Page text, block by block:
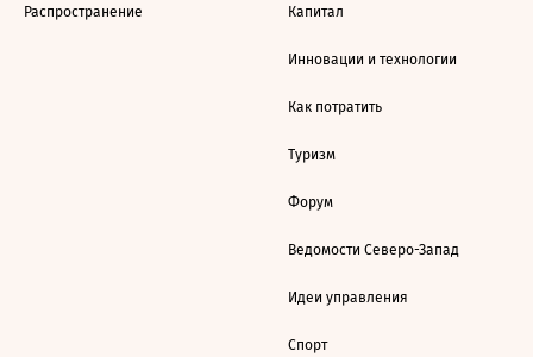
Распространение Капитал
Инновации и технологии
Как потратить
Туризм
Форум
Ведомости Северо-Запад
Идеи управления
Спорт